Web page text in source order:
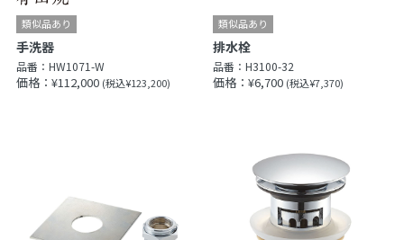
手洗器
品番： HW1071-W
価格：¥112,000 (税込¥123,200)
排水栓
品番：H3100-32
価格：¥6,700 (税込¥7,370)